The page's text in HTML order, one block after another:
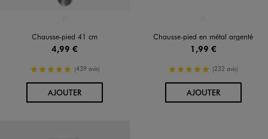
Chausse-pied 41 cm
4,99 €
5/5 de moyenne
(439 avis)
AJOUTERAU PANIER
Chausse-pied en métal argenté
1,99 €
5/5 de moyenne
(232 avis)
AJOUTERAU PANIER